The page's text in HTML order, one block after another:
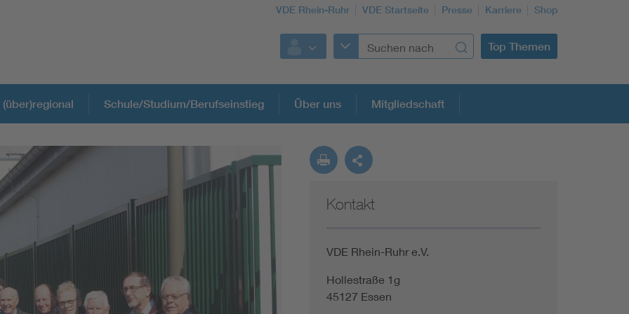
VDE Rhein-Ruhr VDE Startseite Presse Karriere Shop
Top Themen
Weitere Themen
Electromobility
Energy efficiency
Building Services Engineering
Information and communications technology ICT
Education + profession
Schule/Studium/Berufseinstieg Über uns Mitgliedschaft
Kontakt
VDE Rhein-Ruhr e.V.
Hollestraße 1g
45127 Essen